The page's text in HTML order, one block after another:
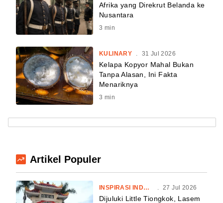
Afrika yang Direkrut Belanda ke
Nusantara
3 min
KULINARY . 31 Jul 2026
Kelapa Kopyor Mahal Bukan
Tanpa Alasan, Ini Fakta
Menariknya
3 min
Artikel Populer
INSPIRASI INDONESIA 27 Jul 2026
Dijuluki Little Tiongkok, Lasem